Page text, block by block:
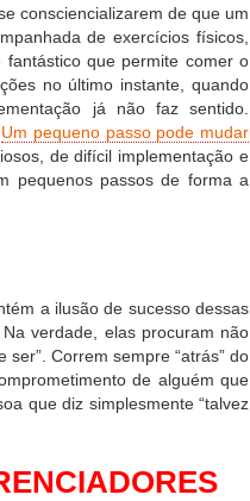
consciencializarem de que um
de exercícios físicos,
que permite comer o
no último instante, quando
já não faz sentido.
Um pequeno passo pode mudar
de difícil implementação e
pequenos passos de forma a
a ilusão de sucesso dessas
verdade, elas procuram não
ser”. Correm sempre “atrás” do
de alguém que
que diz simplesmente “talvez